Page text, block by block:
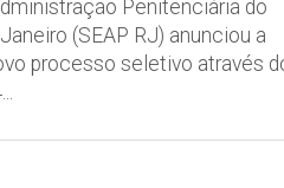
Penitenciária do
(SEAP RJ) anunciou a
processo seletivo através